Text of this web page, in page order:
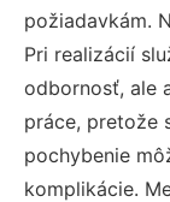
požiadavkám.
Pri realizácií
odbornosť, ale
práce, pretože
pochybenie
komplikácie.